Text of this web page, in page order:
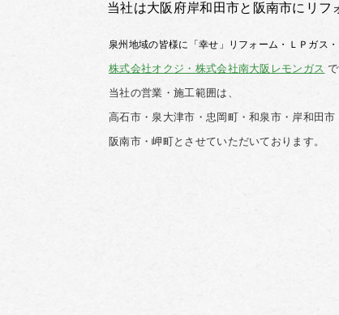
当社は大阪府岸和田市と阪南市にリフ
泉州地域の皆様に「幸せ」リフォーム・ＬＰガス
株式会社オクジ・株式会社南大阪レモンガス で
当社の営業・施工範囲は、
高石市・泉大津市・忠岡町・和泉市・岸和田
阪南市・岬町とさせていただいております。